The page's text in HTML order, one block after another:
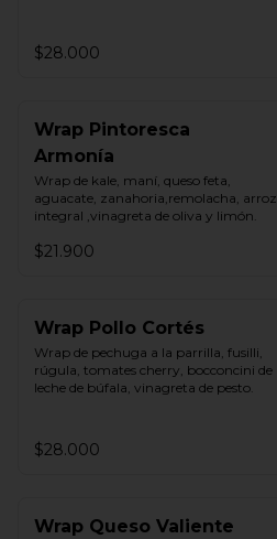
$28.000
Wrap Pintoresca
Armonía
Wrap de kale, maní, queso feta,
aguacate, zanahoria,remolacha, arroz
integral ,vinagreta de oliva y limón.
$21.900
Wrap Pollo Cortés
Wrap de pechuga a la parrilla, fusilli,
rúgula, tomates cherry, bocconcini de
leche de búfala, vinagreta de pesto.
$28.000
Wrap Queso Valiente